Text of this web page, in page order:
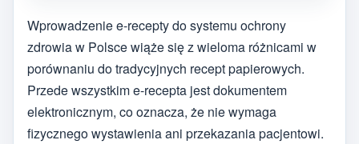
Wprowadzenie e-recepty do systemu ochrony
zdrowia w Polsce wiąże się z wieloma różnicami w
porównaniu do tradycyjnych recept papierowych.
Przede wszystkim e-recepta jest dokumentem
elektronicznym, co oznacza, że nie wymaga
fizycznego wystawienia ani przekazania pacjentowi.